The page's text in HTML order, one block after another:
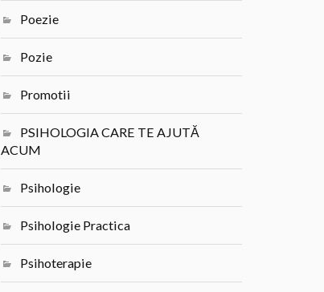
Poezie
Pozie
Promotii
PSIHOLOGIA CARE TE AJUTĂ
ACUM
Psihologie
Psihologie Practica
Psihoterapie